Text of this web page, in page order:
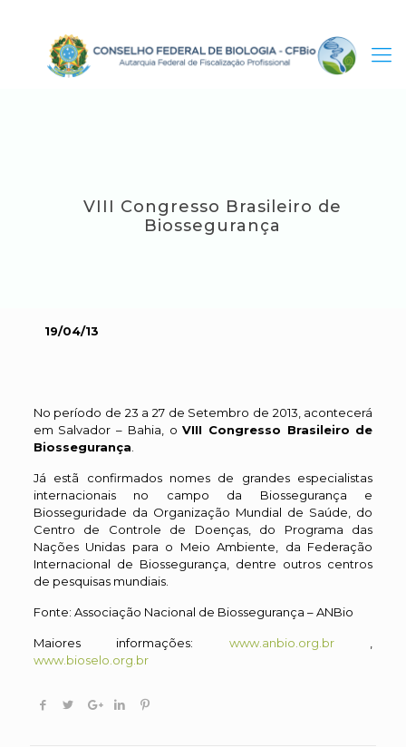
VIII Congresso Brasileiro de
Biossegurança
19/04/13
No período de 23 a 27 de Setembro de 2013, acontecerá
em Salvador – Bahia, oVIII Congresso Brasileiro de
Biossegurança
Já estã confirmados nomes de grandes especialistas
internacionais no campo da Biossegurança e
Biosseguridade da Organização Mundial de Saúde, do
Centro de Controle de Doenças, do Programa das
Nações Unidas para o Meio Ambiente, da Federação
Internacional de Biossegurança, dentre outros centros
de pesquisas mundiais.
Fonte: Associação Nacional de Biossegurança – ANBio
Maiores informações: www.anbio.org.br,
www.bioselo.org.br